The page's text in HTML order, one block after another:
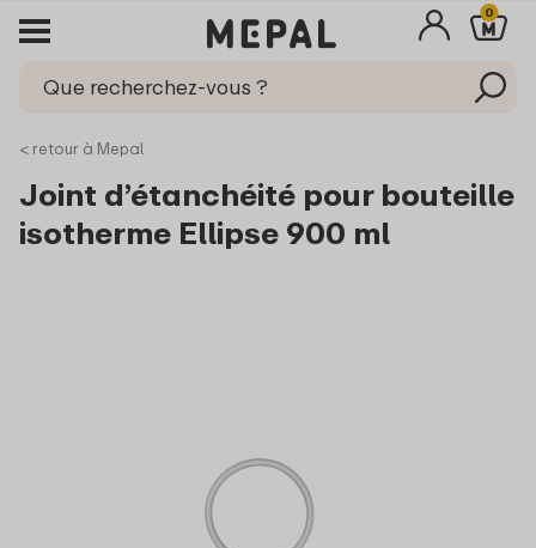
0
< retour à Mepal
Joint d’étanchéité pour bouteille
isotherme Ellipse 900 ml